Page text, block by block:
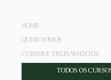
HOME
QUEM SOMOS
CURSOS E TREINAMENTOS
TODOS OS